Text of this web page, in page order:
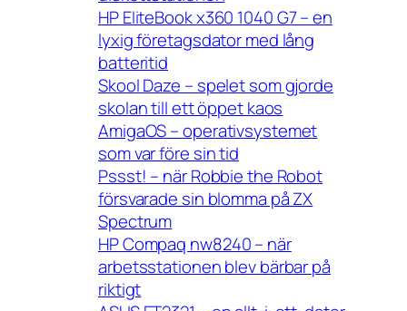
HP EliteBook x360 1040 G7 – en
lyxig företagsdator med lång
batteritid
Skool Daze – spelet som gjorde
skolan till ett öppet kaos
AmigaOS – operativsystemet
som var före sin tid
Pssst! – när Robbie the Robot
försvarade sin blomma på ZX
Spectrum
HP Compaq nw8240 – när
arbetsstationen blev bärbar på
riktigt